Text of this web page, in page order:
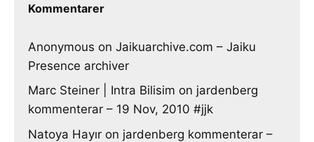
Kommentarer
Anonymous on Jaikuarchive.com – Jaiku
Presence archiver
Marc Steiner | Intra Bilisim on jardenberg
kommenterar – 19 Nov, 2010 #jjk
Natoya Hayır on jardenberg kommenterar –